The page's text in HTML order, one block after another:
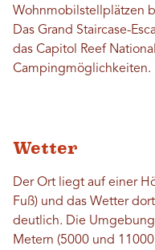
Wohnmobilstellplätzen
Das Grand Staircase-
das Capitol Reef
Campingmöglichkeiten.
Wetter
Der Ort liegt auf einer
Fuß) und das Wetter
deutlich. Die
Metern (5000 und